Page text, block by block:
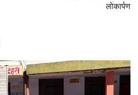
लोकार्पण